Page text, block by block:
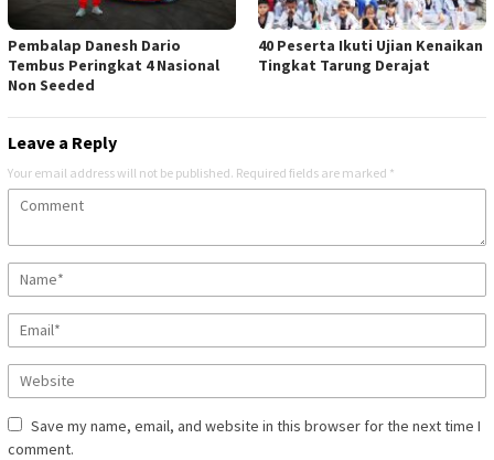
Pembalap Danesh Dario
Tembus Peringkat 4 Nasional
Non Seeded
40 Peserta Ikuti Ujian Kenaikan
Tingkat Tarung Derajat
Leave a Reply
Your email address will not be published. Required fields are marked *
Save my name, email, and website in this browser for the next time I
comment.